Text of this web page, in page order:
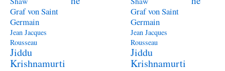
Graf von Saint
Germain
Jean Jacques
Rousseau
Jiddu
Krishnamurti
Graf von Saint
Germain
Jean Jacques
Rousseau
Jiddu
Krishnamurti